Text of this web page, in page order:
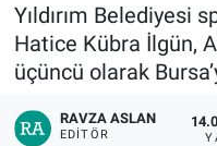
Yıldırım Belediyesi
Hatice Kübra İlgün,
üçüncü olarak
RAVZA ASLAN
EDITÖR
Bilim, Teknoloji
KÜLTÜR-SANAT
Yerel
Bursa Trafik
Süper Lig Puan
Tüm Manşetler